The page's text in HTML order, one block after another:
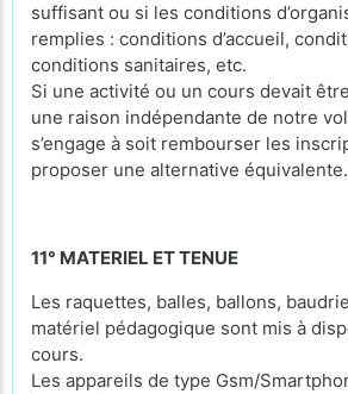
suffisant ou si les conditions
remplies : conditions d’accueil,
conditions sanitaires, etc.
Si une activité ou un cours devait
une raison indépendante de notre
s’engage à soit rembourser les
proposer une alternative équivalente.
11° MATERIEL ET TENUE
Les raquettes, balles, ballons,
matériel pédagogique sont mis à
cours.
Les appareils de type Gsm/